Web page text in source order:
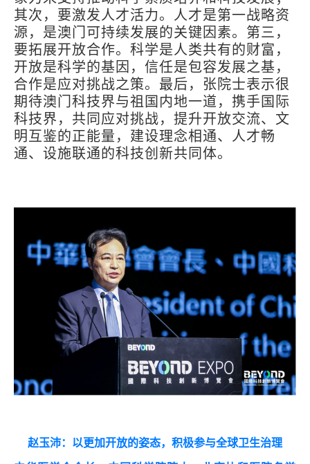
其次，要激发人才活力。人才是第一战略资
源，是澳门可持续发展的关键因素。第三，
要拓展开放合作。科学是人类共有的财富，
开放是科学的基因，信任是包容发展之基，
合作是应对挑战之策。最后，张院士表示很
期待澳门科技界与祖国内地一道，携手国际
科技界，共同应对挑战，提升开放交流、文
明互鉴的正能量，建设理念相通、人才畅
通、设施联通的科技创新共同体。
赵玉沛：以更加开放的姿态，积极参与全球卫生治理